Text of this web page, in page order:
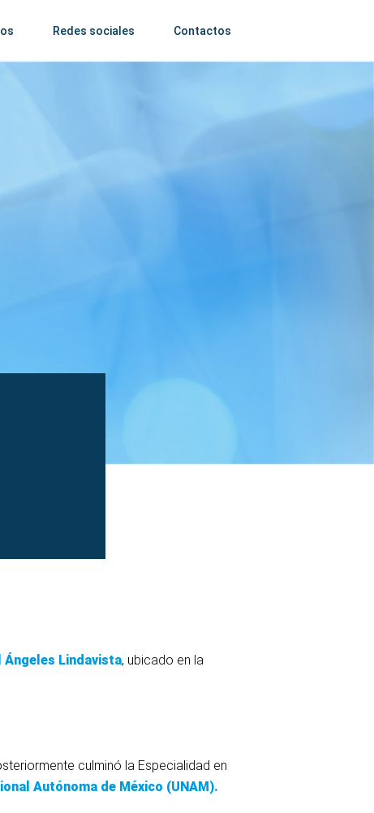
Redes sociales Contactos
Ángeles Lindavista, ubicado en la
culminó la Especialidad en
Autónoma de México (UNAM).